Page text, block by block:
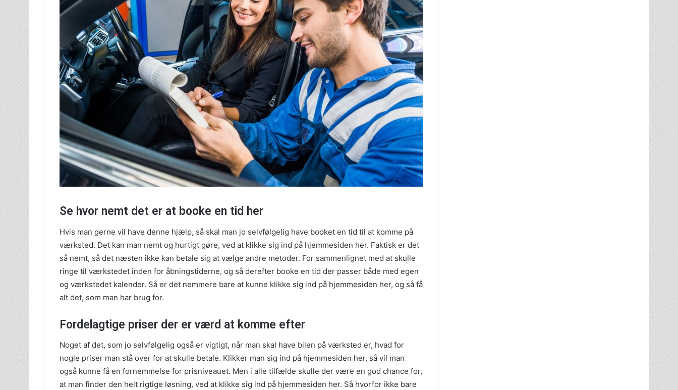
Se hvor nemt det er at booke en tid her
Hvis man gerne vil have denne hjælp, så skal man jo selvfølgelig have booket en tid til at komme på
værksted. Det kan man nemt og hurtigt gøre, ved at klikke sig ind på hjemmesiden her. Faktisk er det
så nemt, så det næsten ikke kan betale sig at vælge andre metoder. For sammenlignet med at skulle
ringe til værkstedet inden for åbningstiderne, og så derefter booke en tid der passer både med egen
og værkstedet kalender. Så er det nemmere bare at kunne klikke sig ind på hjemmesiden her, og så få
alt det, som man har brug for.
Fordelagtige priser der er værd at komme efter
Noget af det, som jo selvfølgelig også er vigtigt, når man skal have bilen på værksted er, hvad for
nogle priser man stå over for at skulle betale. Klikker man sig ind på hjemmesiden her, så vil man
også kunne få en fornemmelse for prisniveauet. Men i alle tilfælde skulle der være en god chance for,
at man finder den helt rigtige løsning, ved at klikke sig ind på hjemmesiden her. Så hvorfor ikke bare